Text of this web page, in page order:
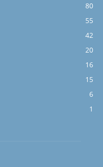
80
55
42
20
16
15
6
1